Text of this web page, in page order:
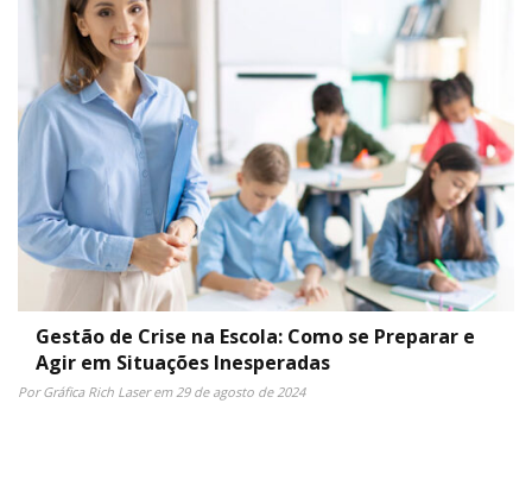
Gestão de Crise na Escola: Como se Preparar e
Agir em Situações Inesperadas
Por Gráfica Rich Laser em 29 de agosto de 2024